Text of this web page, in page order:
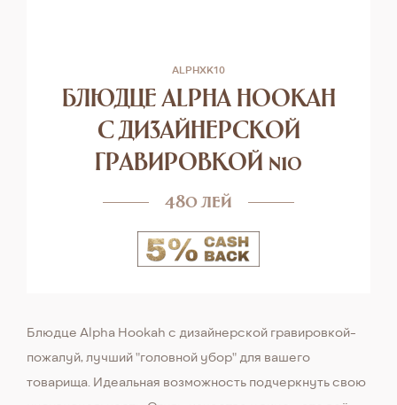
ALPHXK10
БЛЮДЦЕ ALPHA HOOKAH
C ДИЗАЙНЕРСКОЙ
ГРАВИРОВКОЙ n10
480 лей
Блюдце Alpha Hookah с дизайнерской гравировкой-
пожалуй, лучший "головной убор" для вашего
товарища. Идеальная возможность подчеркнуть свою